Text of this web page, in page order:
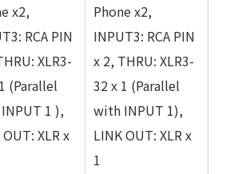
x2,
RCA PIN
XLR3-
(Parallel
1 ),
XLR x
Phone x2,
INPUT3: RCA PIN
x 2, THRU: XLR3-
32 x 1 (Parallel
with INPUT 1),
LINK OUT: XLR x
1